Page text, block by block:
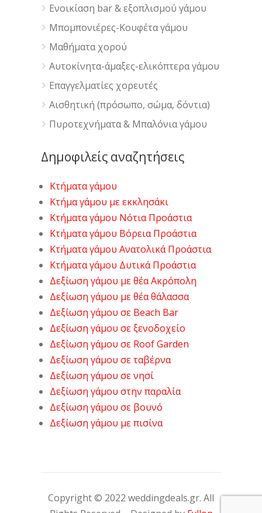
Ενοικίαση bar & εξοπλισμού γάμου
Μπομπονιέρες-Κουφέτα γάμου
Μαθήματα χορού
Αυτοκίνητα-άμαξες-ελικόπτερα γάμου
Επαγγελματίες χορευτές
Αισθητική (πρόσωπο, σώμα, δόντια)
Πυροτεχνήματα & Μπαλόνια γάμου
Δημοφιλείς αναζητήσεις
Κτήματα γάμου
Κτήμα γάμου με εκκλησάκι
Κτήματα γάμου Νότια Προάστια
Κτήματα γάμου Βόρεια Προάστια
Κτήματα γάμου Ανατολικά Προάστια
Κτήματα γάμου Δυτικά Προάστια
Δεξίωση γάμου με θέα Ακρόπολη
Δεξίωση γάμου με θέα θάλασσα
Δεξίωση γάμου σε Beach Bar
Δεξίωση γάμου σε ξενοδοχείο
Δεξίωση γάμου σε Roof Garden
Δεξίωση γάμου σε ταβέρνα
Δεξίωση γάμου σε νησί
Δεξίωση γάμου στην παραλία
Δεξίωση γάμου σε βουνό
Δεξίωση γάμου με πισίνα
Copyright © 2022 weddingdeals.gr. All